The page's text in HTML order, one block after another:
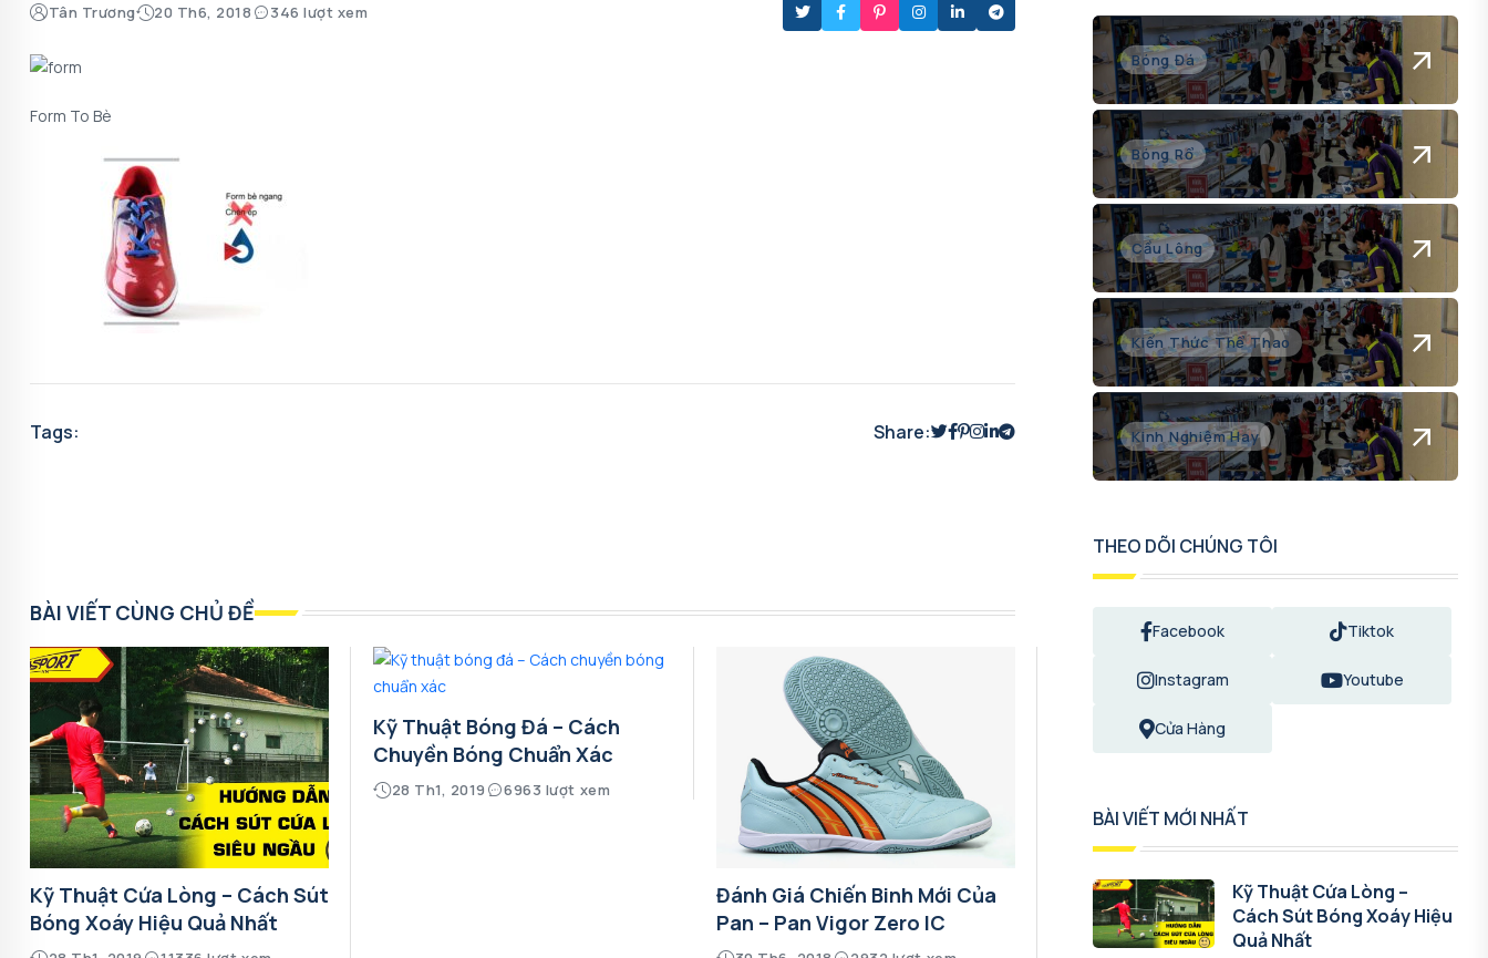
Tân Trương 20 Th6, 2018 346 lượt xem
Form To Bè
Tags: Share:
BÀI VIẾT CÙNG CHỦ ĐỀ
Kỹ Thuật Cứa Lòng – Cách Sút
Bóng Xoáy Hiệu Quả Nhất
Kỹ Thuật Bóng Đá – Cách
Chuyền Bóng Chuẩn Xác
28 Th1, 2019 6963 lượt xem
Đánh Giá Chiến Binh Mới Của
Pan – Pan Vigor Zero IC
Bóng Đá
Bóng Rổ
Cầu Lông
Kiến Thức Thể Thao
Kinh Nghiệm Hay
THEO DÕI CHÚNG TÔI
Facebook Tiktok
Instagram Youtube
Cửa Hàng
BÀI VIẾT MỚI NHẤT
Kỹ Thuật Cứa Lòng –
Cách Sút Bóng Xoáy Hiệu
Quả Nhất